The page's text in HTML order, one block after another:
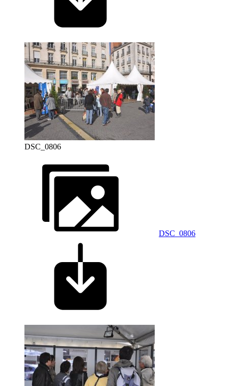
DSC_0806
DSC_0806